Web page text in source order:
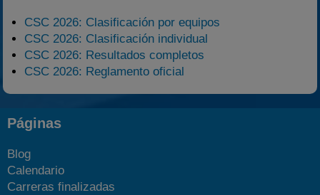
CSC 2026: Clasificación por equipos
CSC 2026: Clasificación individual
CSC 2026: Resultados completos
CSC 2026: Reglamento oficial
Páginas
Blog
Calendario
Carreras finalizadas